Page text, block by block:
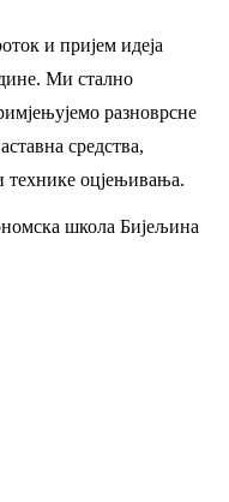
и пријем идеја
Ми стално
разноврсне
средства,
технике оцјењивања.
школа Бијељина